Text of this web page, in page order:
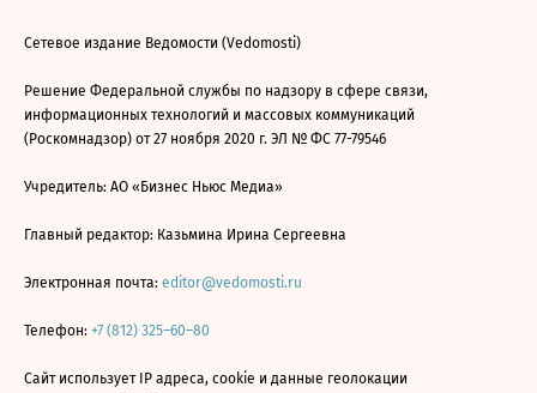
Сетевое издание Ведомости (Vedomosti)
Решение Федеральной службы по надзору в сфере связи,
информационных технологий и массовых коммуникаций
(Роскомнадзор) от 27 ноября 2020 г. ЭЛ № ФС 77-79546
Учредитель: АО «Бизнес Ньюс Медиа»
Главный редактор: Казьмина Ирина Сергеевна
Электронная почта: editor@vedomosti.ru
Телефон: +7 (812) 325–60–80
Сайт использует IP адреса, cookie и данные геолокации